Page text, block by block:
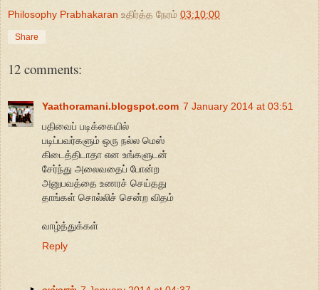
Philosophy Prabhakaran உதிர்த்த நேரம் 03:10:00
Share
12 comments:
Yaathoramani.blogspot.com 7 January 2014 at 03:51
பதிவைப் படிக்கையில்
படிப்பவர்களும் ஒரு நல்ல மெஸ்
கிடைத்திடாதா என உங்களுடன்
சேர்ந்து அலைவதைப் போன்ற
அனுபவத்தை உணரச் செய்தது
தாங்கள் சொல்லிச் சென்ற விதம்
வாழ்த்துக்கள்
Reply